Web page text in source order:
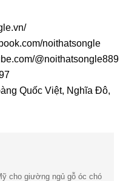
noithatsongle
@noithatsongle889
Quốc Việt, Nghĩa Đô,
cho giường ngủ gỗ óc chó